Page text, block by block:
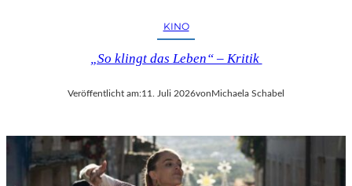
KINO
„So klingt das Leben“ – Kritik
Veröffentlicht am:11. Juli 2026vonMichaela Schabel